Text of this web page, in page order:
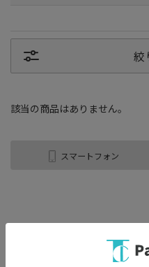
絞
該当の商品はありません。
スマートフォン